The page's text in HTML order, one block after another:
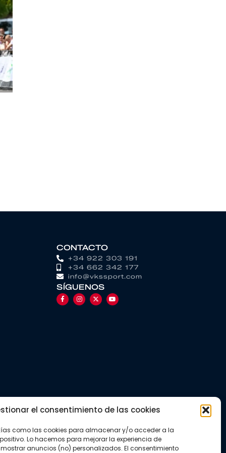
el consentimiento de las cookies
como las cookies para almacenar y/o acceder a la
Lo hacemos para mejorar la experiencia de
anuncios (no) personalizados. El consentimiento
CONTACTO
+34 922 303 191
+34 662 342 177
info@vkssport.com
SÍGUENOS